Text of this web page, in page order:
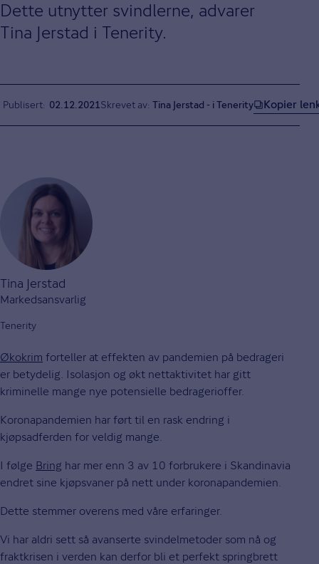
Dette utnytter svindlerne, advarer
Tina Jerstad i Tenerity.
Publisert 02.12.2021Skrevet av: Tina Jerstad - i Tenerity Kopier
Tina Jerstad
Markedsansvarlig
Tenerity
Økokrim forteller at effekten av pandemien på bedrageri
er betydelig. Isolasjon og økt nettaktivitet har gitt
kriminelle mange nye potensielle bedragerioffer.
Koronapandemien har ført til en rask endring i
kjøpsadferden for veldig mange.
I følge Bring har mer enn 3 av 10 forbrukere i Skandinavia
endret sine kjøpsvaner på nett under koronapandemien.
Dette stemmer overens med våre erfaringer.
Vi har aldri sett så avanserte svindelmetoder som nå og
fraktkrisen i verden kan derfor bli et perfekt springbrett